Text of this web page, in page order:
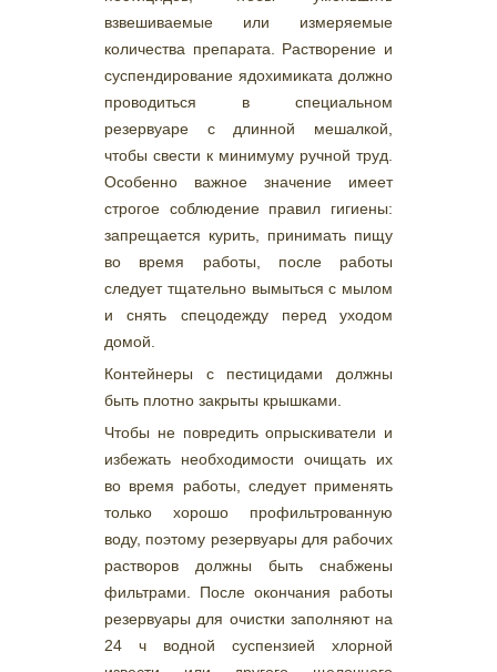
взвешиваемые или измеряемые
количества препарата. Растворение и
суспендирование ядохимиката должно
проводиться в специальном
резервуаре с длинной мешалкой,
чтобы свести к минимуму ручной труд.
Особенно важное значение имеет
строгое соблюдение правил гигиены:
запрещается курить, принимать пищу
во время работы, после работы
следует тщательно вымыться с мылом
и снять спецодежду перед уходом
домой.
Контейнеры с пестицидами должны
быть плотно закрыты крышками.
Чтобы не повредить опрыскиватели и
избежать необходимости очищать их
во время работы, следует применять
только хорошо профильтрованную
воду, поэтому резервуары для рабочих
растворов должны быть снабжены
фильтрами. После окончания работы
резервуары для очистки заполняют на
24 ч водной суспензией хлорной